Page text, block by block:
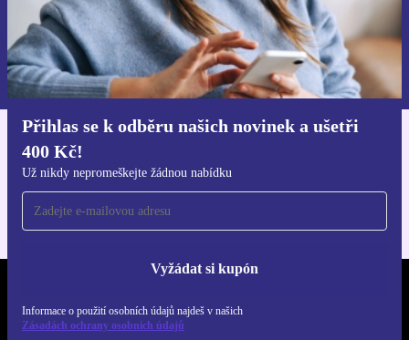
Přihlas se k odběru našich novinek a ušetři
400 Kč!
Už nikdy nepromeškejte žádnou nabídku
Vyžádat si kupón
Informace o použití osobních údajů najdeš v našich
Zásadách ochrany osobních údajů
Chci voucher
Informace o použití osobních údajů najdeš v našich
Zásadách ochrany osobních údajů.
Pro iOS a Android